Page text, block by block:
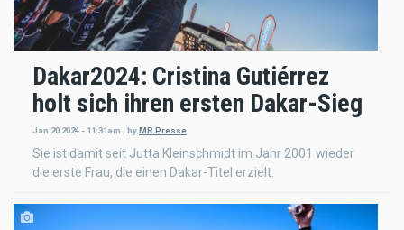
Dakar2024: Cristina Gutiérrez
holt sich ihren ersten Dakar-Sieg
Jan 20 2024 - 11:31am byMR Presse
Sie ist damit seit Jutta Kleinschmidt im Jahr 2001 wieder
die erste Frau, die einen Dakar-Titel erzielt.